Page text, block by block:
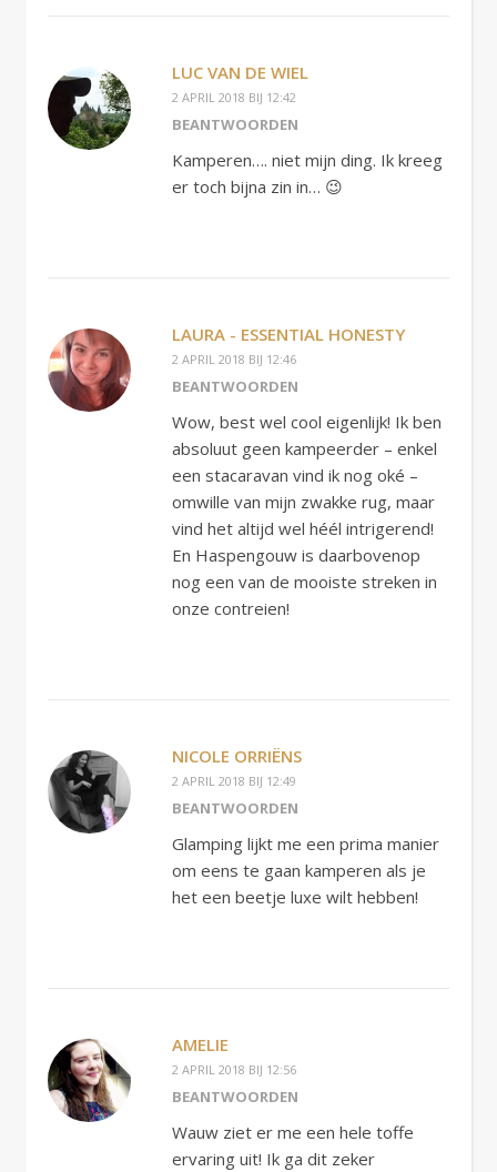
LUC VAN DE WIEL
2 APRIL 2018 BIJ 12:42
BEANTWOORDEN
Kamperen…. niet mijn ding. Ik kreeg
er toch bijna zin in… 😉
LAURA - ESSENTIAL HONESTY
2 APRIL 2018 BIJ 12:46
BEANTWOORDEN
Wow, best wel cool eigenlijk! Ik ben
absoluut geen kampeerder – enkel
een stacaravan vind ik nog oké –
omwille van mijn zwakke rug, maar
vind het altijd wel héél intrigerend!
En Haspengouw is daarbovenop
nog een van de mooiste streken in
onze contreien!
NICOLE ORRIËNS
2 APRIL 2018 BIJ 12:49
BEANTWOORDEN
Glamping lijkt me een prima manier
om eens te gaan kamperen als je
het een beetje luxe wilt hebben!
AMELIE
2 APRIL 2018 BIJ 12:56
BEANTWOORDEN
Wauw ziet er me een hele toffe
ervaring uit! Ik ga dit zeker